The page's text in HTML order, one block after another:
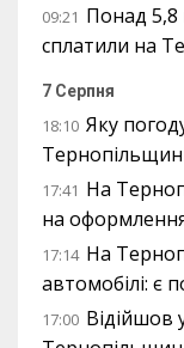
09:21 Понад 5,8
сплатили на
7 Серпня
18:10 Яку
17:41 На
на
17:14 На
автомобілі: є
17:00 Відійшов